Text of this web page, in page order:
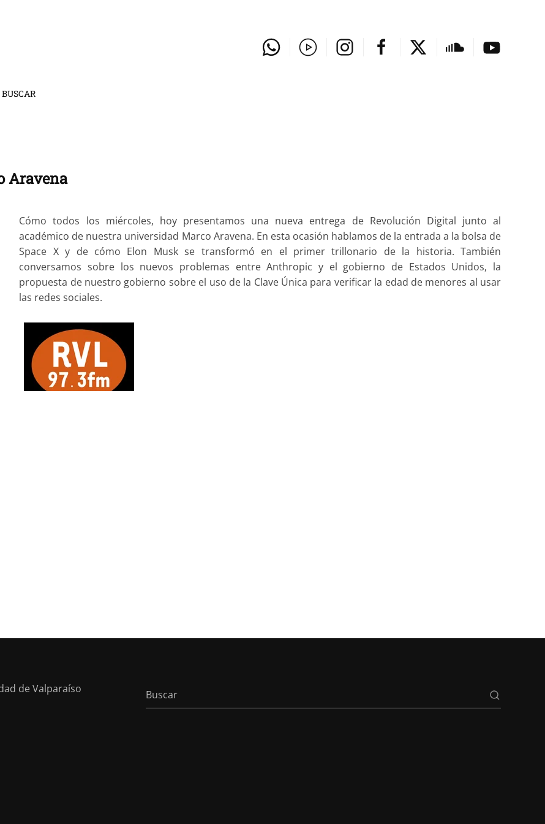
BUSCAR
Aravena
Cómo todos los miércoles, hoy presentamos una nueva entrega de Revolución Digital junto al
académico de nuestra universidad Marco Aravena. En esta ocasión hablamos de la entrada a la bolsa de
Space X y de cómo Elon Musk se transformó en el primer trillonario de la historia. También
conversamos sobre los nuevos problemas entre Anthropic y el gobierno de Estados Unidos, la
propuesta de nuestro gobierno sobre el uso de la Clave Única para verificar la edad de menores al usar
las redes sociales.
de Valparaíso